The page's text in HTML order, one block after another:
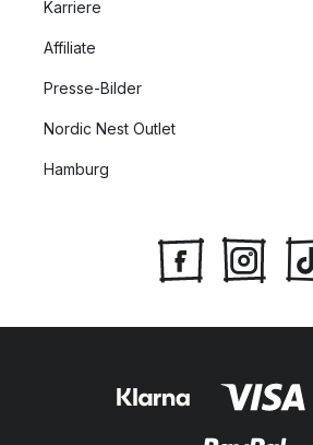
Karriere
Affiliate
Presse-Bilder
Nordic Nest Outlet
Hamburg